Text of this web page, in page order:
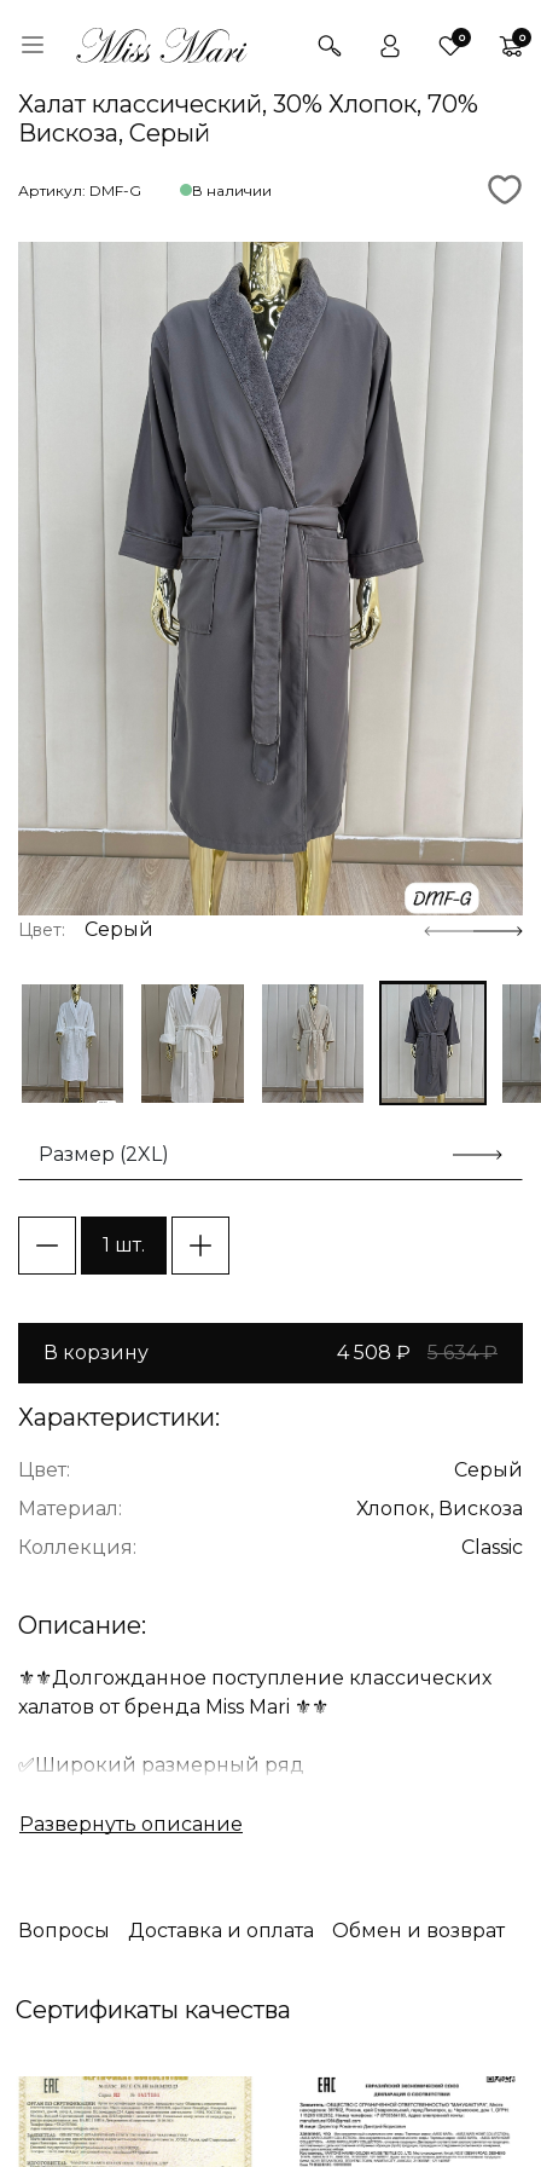
0 0
Халат классический, 30% Хлопок, 70%
Вискоза, Серый
Артикул: DMF-G В наличии
Цвет: Серый
Размер (2XL)
1 шт.
В корзину 4 508 ₽ 5 634 ₽
Характеристики:
Цвет:
Серый
Материал:
Хлопок, Вискоза
Коллекция:
Classic
Описание:
⚜️⚜️Долгожданное поступление классических
халатов от бренда Miss Mari ⚜️⚜️
✅Широкий размерный ряд
женщине так и мужчине.
комфорта и подчеркивания вашей
✅Халаты идеально подходит для
расслабленных уютных вечеров.
Вопросы Доставка и оплата Обмен и возврат
Сертификаты качества